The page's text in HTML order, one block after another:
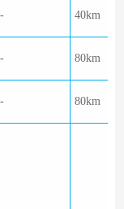
- 40km
- 80km
- 80km